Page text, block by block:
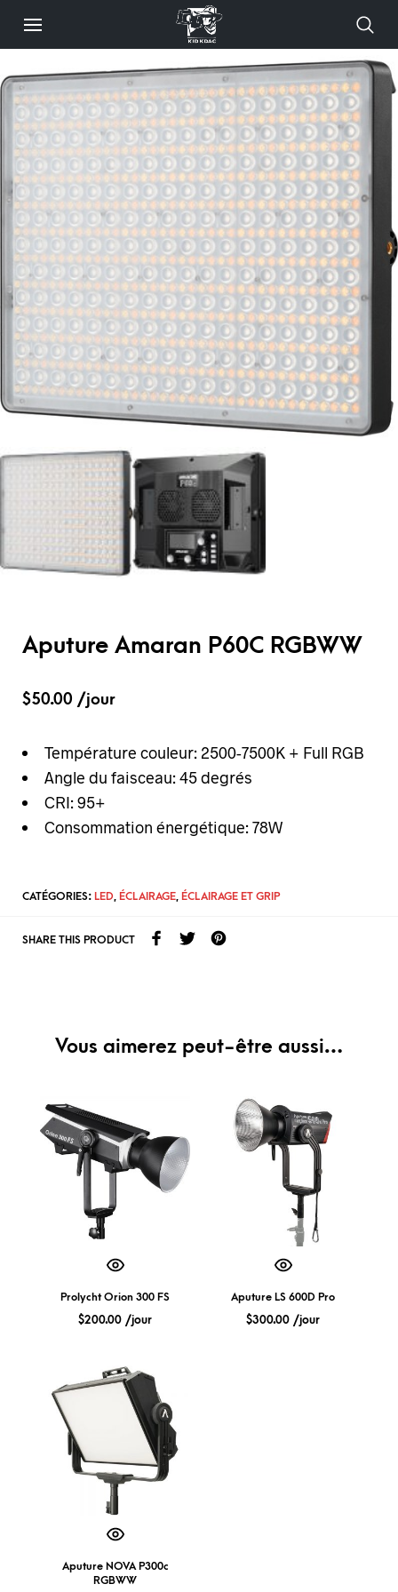
Aputure Amaran P60C RGBWW
$50.00 /jour
Température couleur: 2500-7500K + Full RGB
Angle du faisceau: 45 degrés
CRI: 95+
Consommation énergétique: 78W
CATÉGORIES: LED, ÉCLAIRAGE, ÉCLAIRAGE ET GRIP
SHARE THIS PRODUCT
Vous aimerez peut-être aussi…
Prolycht Orion 300 FS
$200.00 /jour
Aputure LS 600D Pro
$300.00 /jour
Aputure NOVA P300c
RGBWW